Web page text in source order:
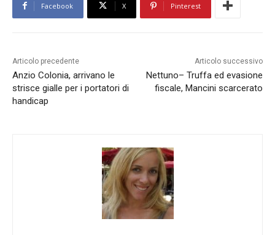
Facebook X Pinterest
Articolo precedente
Anzio Colonia, arrivano le
strisce gialle per i portatori di
handicap
Articolo successivo
Nettuno– Truffa ed evasione
fiscale, Mancini scarcerato